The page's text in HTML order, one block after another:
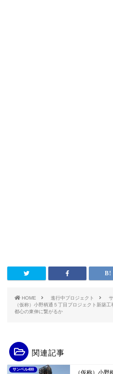
HOME 進行中プロジェクト
（仮称）小野柄通５丁目プロジェクト新築
都心の東伸に繋がるか
関連記事
サンベル400